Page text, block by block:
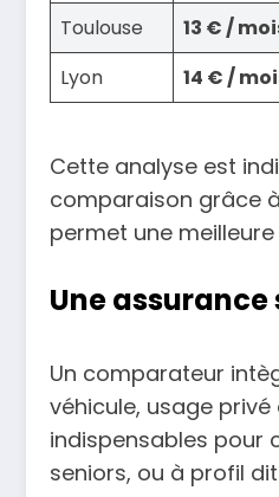
Toulouse
13 € /
Lyon
14 € /
Cette analyse est
comparaison grâce
permet une
Une
Un comparateur
véhicule, usage
indispensables pour
seniors, ou à profil